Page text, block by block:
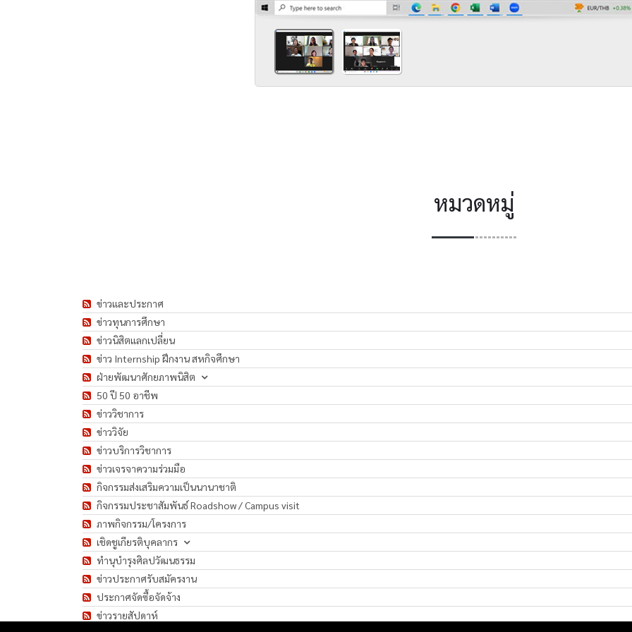
หมวดหมู่
ข่าวและประกาศ
ข่าวทุนการศึกษา
ข่าวนิสิตแลกเปลี่ยน
ข่าว Internship ฝึกงาน สหกิจศึกษา
ฝ่ายพัฒนาศักยภาพนิสิต
50 ปี 50 อาชีพ
ข่าววิชาการ
ข่าววิจัย
ข่าวบริการวิชาการ
ข่าวเจรจาความร่วมมือ
กิจกรรมส่งเสริมความเป็นนานาชาติ
กิจกรรมประชาสัมพันธ์ Roadshow / Campus visit
ภาพกิจกรรม/โครงการ
เชิดชูเกียรติบุคลากร
ทำนุบำรุงศิลปวัฒนธรรม
ข่าวประกาศรับสมัครงาน
ประกาศจัดซื้อจัดจ้าง
ข่าวรายสัปดาห์